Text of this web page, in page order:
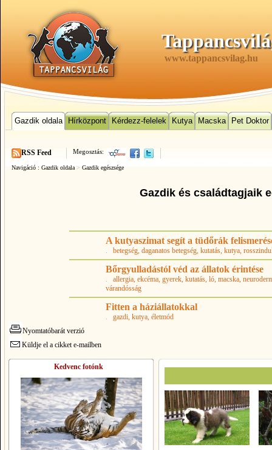
www.tappancsvilag.hu
Gazdik oldala Hírközpont Kérdezz-felelek Kutya Macska Pet Doktor
Megosztás:
RSS Feed
Navigáció : Gazdik oldala > Gazdik egészsége
Gazdik és családtagjaik
A kutyaszimat segít a tüdőrák
. betegség, daganatos betegség, kutatás, kutya,
Bőrgyulladástól véd az állatok érintése
. allergia, ekcéma, gyerek, kutatás, ló, macska,
várandósság
Fitten a háziállatokkal
. gazdi, kutya, életmód
Nyomtatóbarát verzió
Küldje el a cikket e-mailben
Kedvenc fotónk